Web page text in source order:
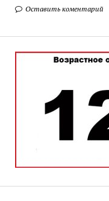
Оставить коментарий